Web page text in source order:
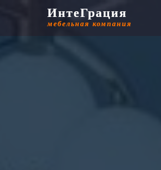
ИнтеГрация
мебельная компания
ИнтеГрация
мебельная компания